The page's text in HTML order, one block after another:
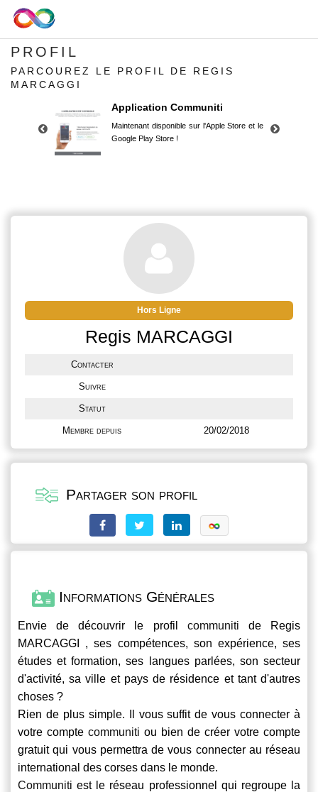
PROFIL
PARCOUREZ LE PROFIL DE REGIS
MARCAGGI
Application Communiti
Maintenant disponible sur l'Apple Store et le
Google Play Store !
Google Play Store !
Hors Ligne
Regis MARCAGGI
Contacter
Suivre
Statut
Membre depuis 20/02/2018
Partager son profil
Informations Générales
Envie de découvrir le profil communiti de Regis
MARCAGGI , ses compétences, son expérience, ses
études et formation, ses langues parlées, son secteur
d'activité, sa ville et pays de résidence et tant d'autres
choses ?
Rien de plus simple. Il vous suffit de vous connecter à
votre compte communiti ou bien de créer votre compte
gratuit qui vous permettra de vous connecter au réseau
international des corses dans le monde.
Communiti est le réseau professionnel qui regroupe la